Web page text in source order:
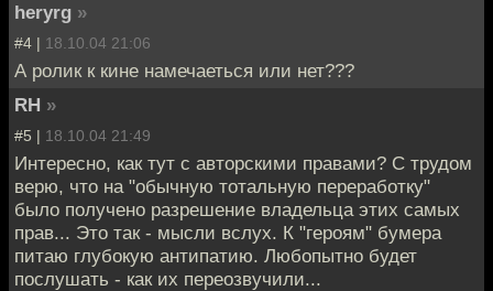
heryrg »
#4 | 18.10.04 21:06
А ролик к кине намечаеться или нет???
RH »
#5 | 18.10.04 21:49
Интересно, как тут с авторскими правами? С трудом
верю, что на "обычную тотальную переработку"
было получено разрешение владельца этих самых
прав... Это так - мысли вслух. К "героям" бумера
питаю глубокую антипатию. Любопытно будет
послушать - как их переозвучили...